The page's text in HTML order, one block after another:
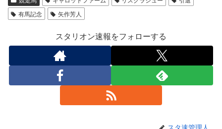
有馬記念
矢作芳人
スタリオン速報をフォローする